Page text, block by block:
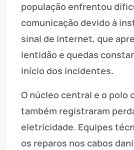
população enfrentou
comunicação devido à
sinal de internet, que
lentidão e quedas
início dos incidentes.
O núcleo central e o polo
também registraram
eletricidade. Equipes
os reparos nos cabos